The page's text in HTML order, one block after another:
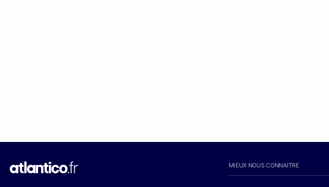
MIEUX NOUS CONNAITRE